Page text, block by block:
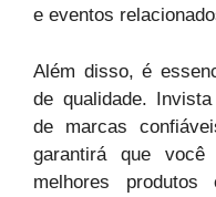
e eventos
Além disso, é
de qualidade.
de marcas
garantirá que você
melhores